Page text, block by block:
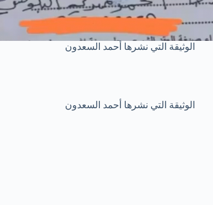
الوثيقة التي نشرها أحمد السعدون
الوثيقة التي نشرها أحمد السعدون